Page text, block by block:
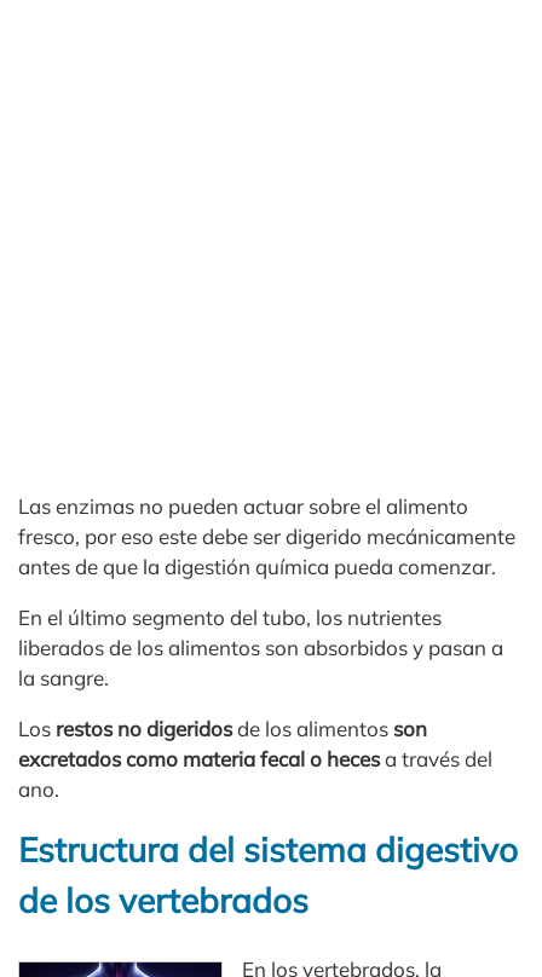
Las enzimas no pueden actuar sobre el alimento
fresco, por eso este debe ser digerido mecánicamente
antes de que la digestión química pueda comenzar.
En el último segmento del tubo, los nutrientes
liberados de los alimentos son absorbidos y pasan a
la sangre.
Los restos no digeridosde los alimentos son
excretados como materia fecal o hecesa través del
ano.
Estructura del sistema digestivo
de los vertebrados
En los vertebrados, la